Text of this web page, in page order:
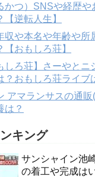
かつ）SNSや経歴や
逆転人生】
収や本名や年齢や所
おもしろ荘】
しろ荘】さーやとニ
？おもしろ荘ライブ
アマランサスの通販
は？
キング
サンシャイン池
の着工や完成は